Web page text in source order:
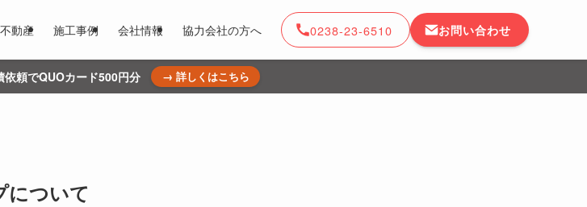
不動産 施工事例 会社情報 協力会社の方へ 0238-23-6510 お問い合わせ
頼でQUOカード500円分 → 詳しくはこちら
について